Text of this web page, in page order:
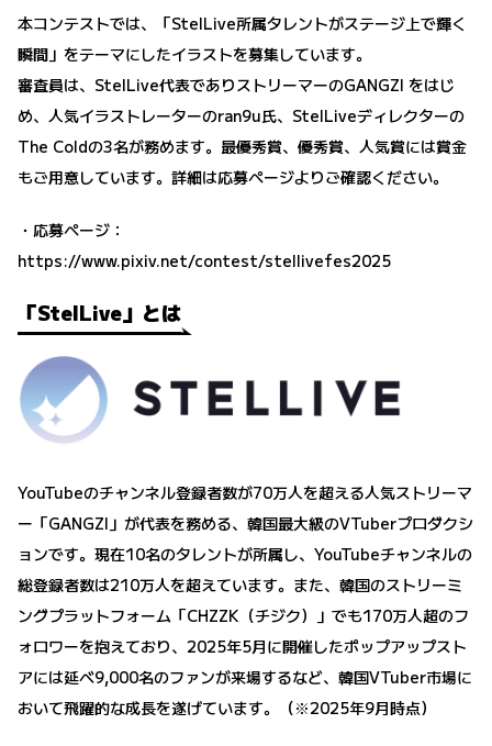
本コンテストでは、「StelLive所属タレントがステージ上で輝く
瞬間」をテーマにしたイラストを募集しています。
審査員は、StelLive代表でありストリーマーのGANGZI をはじ
め、人気イラストレーターのran9u氏、StelLiveディレクターの
The Coldの3名が務めます。最優秀賞、優秀賞、人気賞には賞金
もご用意しています。詳細は応募ページよりご確認ください。
・応募ページ：
https://www.pixiv.net/contest/stellivefes2025
「StelLive」とは
YouTubeのチャンネル登録者数が70万人を超える人気ストリーマ
ー「GANGZI」が代表を務める、韓国最大級のVTuberプロダクシ
ョンです。現在10名のタレントが所属し、YouTubeチャンネルの
総登録者数は210万人を超えています。また、韓国のストリーミ
ングプラットフォーム「CHZZK（チジク）」でも170万人超のフ
ォロワーを抱えており、2025年5月に開催したポップアップスト
アには延べ9,000名のファンが来場するなど、韓国VTuber市場に
おいて飛躍的な成長を遂げています。（※2025年9月時点）